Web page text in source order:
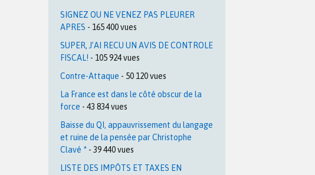
SIGNEZ OU NE VENEZ PAS PLEURER
APRES - 165 400 vues
SUPER, J’AI RECU UN AVIS DE CONTROLE
FISCAL! - 105 924 vues
Contre-Attaque - 50 120 vues
La France est dans le côté obscur de la
force - 43 834 vues
Baisse du QI, appauvrissement du langage
et ruine de la pensée par Christophe
Clavé * - 39 440 vues
LISTE DES IMPÔTS ET TAXES EN